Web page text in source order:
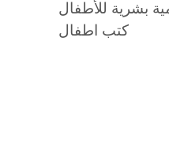
بشرية للأطفال
كتب اطفال